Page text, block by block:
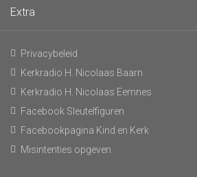
Extra
Privacybeleid
Kerkradio H. Nicolaas Baarn
Kerkradio H. Nicolaas Eemnes
Facebook Sleutelfiguren
Facebookpagina Kind en Kerk
Misintenties opgeven